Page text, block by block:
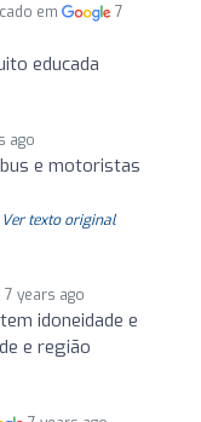
em
7
educada
ago
e motoristas
Ver texto original
7 years ago
idoneidade e
e região